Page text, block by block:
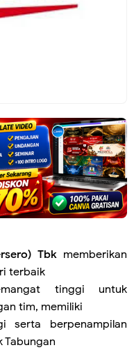
Tbkmemberikan
terbaik
tinggi untuk
tim, memiliki
serta berpenampilan
Tabungan